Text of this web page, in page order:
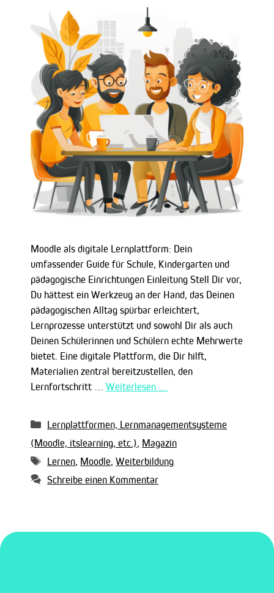
Moodle als digitale Lernplattform: Dein
umfassender Guide für Schule, Kindergarten und
pädagogische Einrichtungen Einleitung Stell Dir vor,
Du hättest ein Werkzeug an der Hand, das Deinen
pädagogischen Alltag spürbar erleichtert,
Lernprozesse unterstützt und sowohl Dir als auch
Deinen Schülerinnen und Schülern echte Mehrwerte
bietet. Eine digitale Plattform, die Dir hilft,
Materialien zentral bereitzustellen, den
Lernfortschritt … Weiterlesen …
Kategorien
Lernplattformen, Lernmanagementsysteme
(Moodle, itslearning, etc.), Magazin
Schlagwörter
Lernen, Moodle,Weiterbildung
Schreibe einen Kommentar